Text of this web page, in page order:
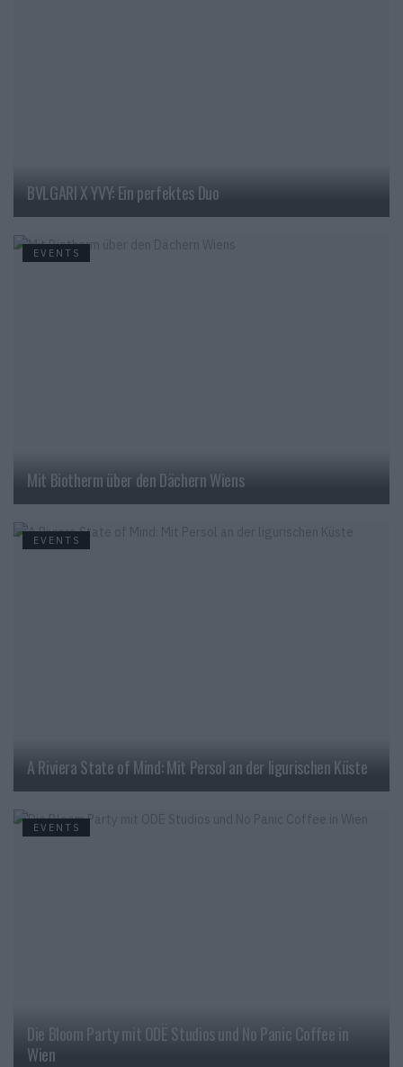
BVLGARI X YVY: Ein perfektes Duo
EVENTS
Mit Biotherm über den Dächern Wiens
EVENTS
A Riviera State of Mind: Mit Persol an der ligurischen Küste
EVENTS
Die Bloom Party mit ODË Studios und No Panic Coffee in
Wien